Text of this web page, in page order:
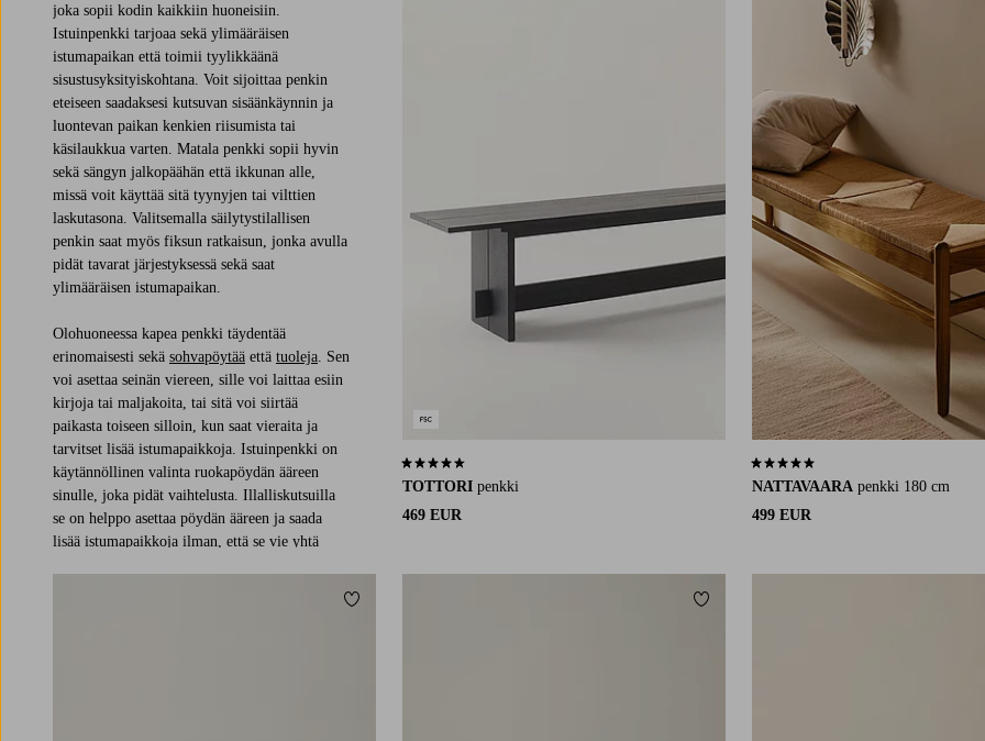
joka sopii kodin kaikkiin huoneisiin.
Istuinpenkki tarjoaa sekä ylimääräisen
istumapaikan että toimii tyylikkäänä
sisustusyksityiskohtana. Voit sijoittaa penkin
eteiseen saadaksesi kutsuvan sisäänkäynnin ja
luontevan paikan kenkien riisumista tai
käsilaukkua varten. Matala penkki sopii hyvin
sekä sängyn jalkopäähän että ikkunan alle,
missä voit käyttää sitä tyynyjen tai vilttien
laskutasona. Valitsemalla säilytystilallisen
penkin saat myös fiksun ratkaisun, jonka avulla
pidät tavarat järjestyksessä sekä saat
ylimääräisen istumapaikan.
Olohuoneessa kapea penkki täydentää
erinomaisesti sekä sohvapöytää että tuoleja . Sen
voi asettaa seinän viereen, sille voi laittaa esiin
kirjoja tai maljakoita, tai sitä voi siirtää
paikasta toiseen silloin, kun saat vieraita ja
tarvitset lisää istumapaikkoja. Istuinpenkki on
käytännöllinen valinta ruokapöydän ääreen
sinulle, joka pidät vaihtelusta. Illalliskutsuilla
se on helppo asettaa pöydän ääreen ja saada
lisää istumapaikkoja ilman, että se vie yhtä
TOTTORI penkki
469 EUR
4,6 perustuen 7 arvosanaan
NATTAVAARA penkki 180 cm
499 EUR
5,0 perustuen 1 arvosanaan
Lisää suosikkeihin Lisää suosikkeihin